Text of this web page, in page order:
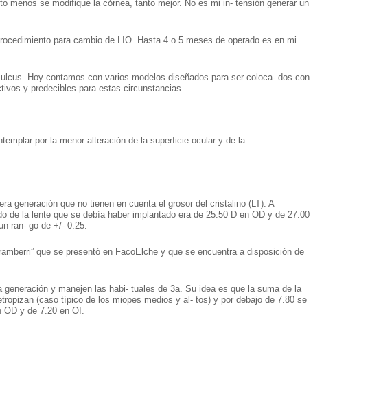
menos se modifique la córnea, tanto mejor. No es mi in- tensión generar un
para cambio de LIO. Hasta 4 o 5 meses de operado es en mi
Hoy contamos con varios modelos diseñados para ser coloca- dos con
y predecibles para estas circunstancias.
por la menor alteración de la superficie ocular y de la
generación que no tienen en cuenta el grosor del cristalino (LT). A
la lente que se debía haber implantado era de 25.50 D en OD y de 27.00
ran- go de +/- 0.25.
que se presentó en FacoElche y que se encuentra a disposición de
y manejen las habi- tuales de 3a. Su idea es que la suma de la
(caso típico de los miopes medios y al- tos) y por debajo de 7.80 se
y de 7.20 en OI.